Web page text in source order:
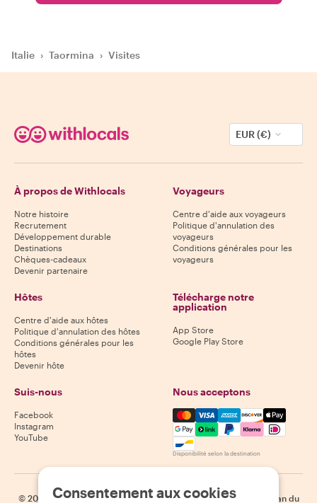
Italie › Taormina › Visites
EUR (€)
À propos de Withlocals
Notre histoire
Recrutement
Développement durable
Destinations
Chèques-cadeaux
Devenir partenaire
Voyageurs
Centre d'aide aux voyageurs
Politique d'annulation des
voyageurs
Conditions générales pour les
voyageurs
Hôtes
Centre d'aide aux hôtes
Politique d'annulation des hôtes
Conditions générales pour les
hôtes
Devenir hôte
Télécharge notre
application
App Store
Google Play Store
Suis-nous
Facebook
Instagram
YouTube
Nous acceptons
Mastercard, Visa, Amex,
Disponibilité selon la destination
© 2026 Withlocals.com | Politique de confidentialité | Cookies Plan du
Consentement aux cookies